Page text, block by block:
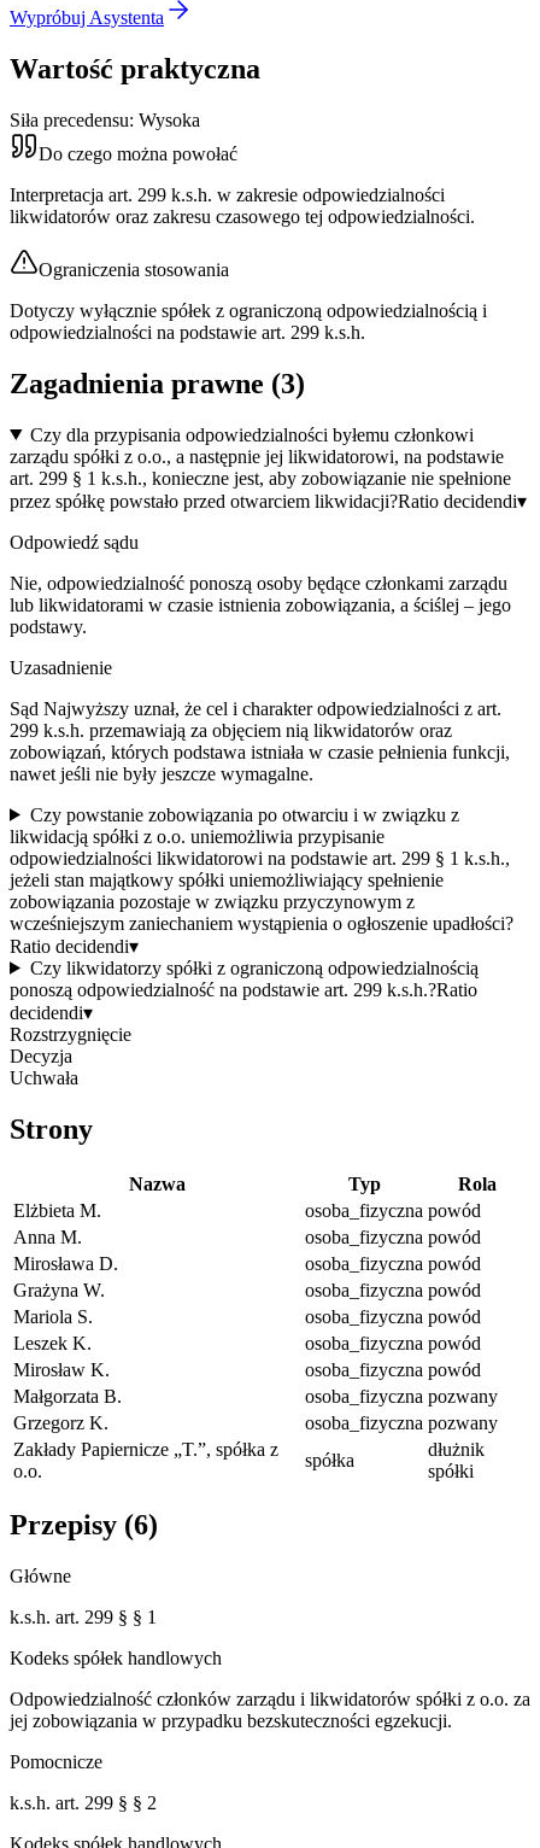
Wypróbuj Asystenta
Wartość praktyczna
Siła precedensu: Wysoka
Do czego można powołać
Interpretacja art. 299 k.s.h. w zakresie odpowiedzialności
likwidatorów oraz zakresu czasowego tej odpowiedzialności.
Ograniczenia stosowania
Dotyczy wyłącznie spółek z ograniczoną odpowiedzialnością i
odpowiedzialności na podstawie art. 299 k.s.h.
Zagadnienia prawne (3)
Czy dla przypisania odpowiedzialności byłemu członkowi
zarządu spółki z o.o., a następnie jej likwidatorowi, na podstawie
art. 299 § 1 k.s.h., konieczne jest, aby zobowiązanie nie spełnione
przez spółkę powstało przed otwarciem likwidacji?Ratio decidendi▾
Odpowiedź sądu
Nie, odpowiedzialność ponoszą osoby będące członkami zarządu
lub likwidatorami w czasie istnienia zobowiązania, a ściślej – jego
podstawy.
Uzasadnienie
Sąd Najwyższy uznał, że cel i charakter odpowiedzialności z art.
299 k.s.h. przemawiają za objęciem nią likwidatorów oraz
zobowiązań, których podstawa istniała w czasie pełnienia funkcji,
nawet jeśli nie były jeszcze wymagalne.
Czy powstanie zobowiązania po otwarciu i w związku z
likwidacją spółki z o.o. uniemożliwia przypisanie
odpowiedzialności likwidatorowi na podstawie art. 299 § 1 k.s.h.,
jeżeli stan majątkowy spółki uniemożliwiający spełnienie
zobowiązania pozostaje w związku przyczynowym z
wcześniejszym zaniechaniem wystąpienia o ogłoszenie upadłości?
Ratio decidendi▾
Czy likwidatorzy spółki z ograniczoną odpowiedzialnością
ponoszą odpowiedzialność na podstawie art. 299 k.s.h.?Ratio
decidendi▾
Rozstrzygnięcie
Decyzja
Uchwała
Strony
Nazwa Typ
Rola
Elżbieta M.
osoba_fizyczna powód
Anna M.
osoba_fizyczna powód
Mirosława D.
osoba_fizyczna powód
Grażyna W.
osoba_fizyczna powód
Mariola S.
osoba_fizyczna powód
Leszek K.
osoba_fizyczna powód
Mirosław K.
osoba_fizyczna powód
Małgorzata B.
osoba_fizyczna pozwany
Grzegorz K.
osoba_fizyczna pozwany
Zakłady Papiernicze „T.”, spółka z
o.o.
spółka
dłużnik
spółki
Przepisy (6)
Główne
k.s.h. art. 299 § § 1
Kodeks spółek handlowych
Odpowiedzialność członków zarządu i likwidatorów spółki z o.o. za
jej zobowiązania w przypadku bezskuteczności egzekucji.
Pomocnicze
k.s.h. art. 299 § § 2